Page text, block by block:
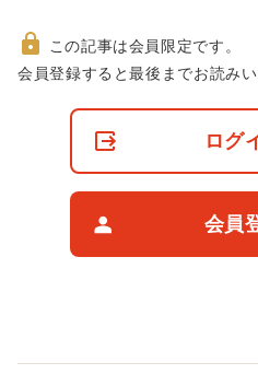
非
この記事は会員限定です。
会員登録すると最後までお読みい
ログ
会員